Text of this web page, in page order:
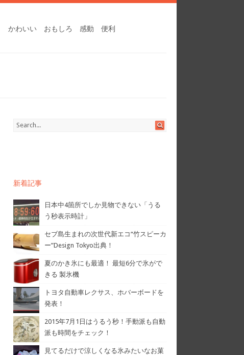
かわいい おもしろ 感動 便利
新着記事
日本中4箇所でしか見物できない「うる
う秒表示時計」
セブ島生まれの次世代新エコ“竹スピーカ
ー”Design Tokyo出典！
夏のかき氷にも最適！ 最短6分で氷がで
きる 製氷機
トヨタ自動車レクサス、ホバーボードを
発表！
2015年7月1日はうるう秒！手動派も自動
派も時間をチェック！
見てるだけで涼しくなる氷みたいなお菓